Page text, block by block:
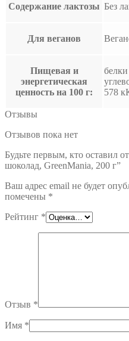
Содержание лактозы Без
Для веганов
Пищевая и
энергетическая
ценность на 100 г:
578
Отзывы
Отзывов пока нет
Будьте первым, кто оставил
шоколад, GreenMania, 200 г”
Ваш адрес email не будет
помечены *
Рейтинг *
Отзыв *
Имя *